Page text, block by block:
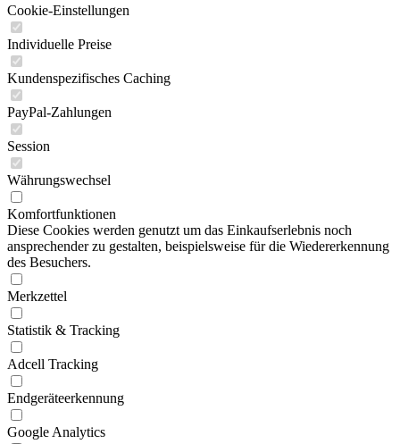
Cookie-Einstellungen
Individuelle Preise
Kundenspezifisches Caching
PayPal-Zahlungen
Session
Währungswechsel
Komfortfunktionen
Diese Cookies werden genutzt um das Einkaufserlebnis noch
ansprechender zu gestalten, beispielsweise für die Wiedererkennung
des Besuchers.
Merkzettel
Statistik & Tracking
Adcell Tracking
Endgeräteerkennung
Google Analytics